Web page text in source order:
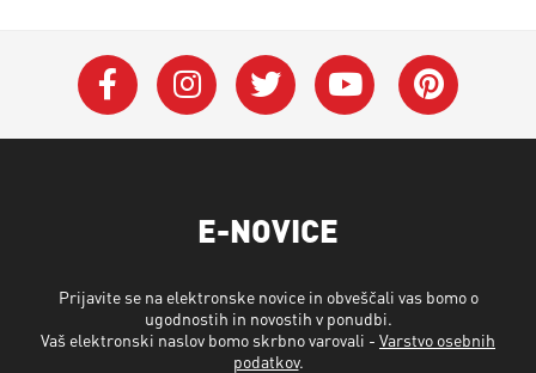
E-NOVICE
Prijavite se na elektronske novice in obveščali vas bomo o
ugodnostih in novostih v ponudbi.
Vaš elektronski naslov bomo skrbno varovali - Varstvo osebnih
podatkov.